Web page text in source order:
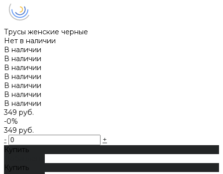
Трусы женские черные
Нет в наличии
В наличии
В наличии
В наличии
В наличии
В наличии
В наличии
В наличии
349 руб.
-0%
349 руб.
-
+
Купить
Купить